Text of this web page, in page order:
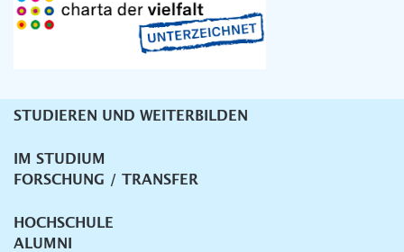
Unternavigation
STUDIEREN UND WEITERBILDEN
IM STUDIUM
FORSCHUNG / TRANSFER
HOCHSCHULE
ALUMNI